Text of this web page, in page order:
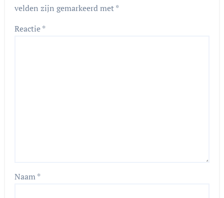
velden zijn gemarkeerd met*
Reactie*
Naam*